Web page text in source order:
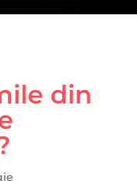
din